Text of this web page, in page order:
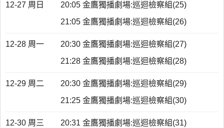
12-27 周日
20:05 金鷹獨播劇場:巡迴檢察組(25)
21:05 金鷹獨播劇場:巡迴檢察組(26)
12-28 周一
20:30 金鷹獨播劇場:巡迴檢察組(27)
21:28 金鷹獨播劇場:巡迴檢察組(28)
12-29 周二
20:30 金鷹獨播劇場:巡迴檢察組(29)
21:25 金鷹獨播劇場:巡迴檢察組(30)
12-30 周三
20:31 金鷹獨播劇場:巡迴檢察組(31)